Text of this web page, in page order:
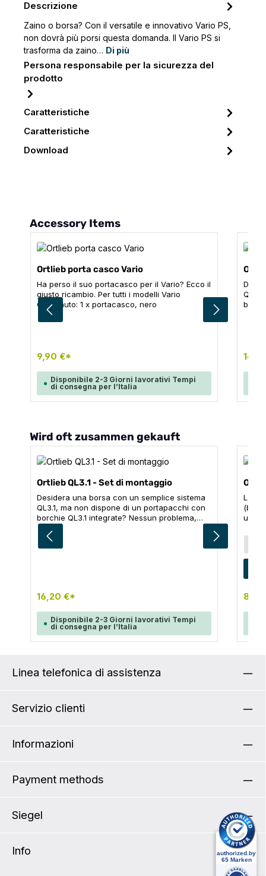
Descrizione
Zaino o borsa? Con il versatile e innovativo Vario PS,
non dovrà più porsi questa domanda. Il Vario PS si
trasforma da zaino… Di più
Persona responsabile per la sicurezza del
prodotto
Caratteristiche
Caratteristiche
Download
Salta la galleria dei prodotti
Accessory Items
Ortlieb porta casco Vario
Ha perso il suo portacasco per il Vario? Ecco il
giusto ricambio. Per tutti i modelli Vario
Contenuto: 1 x portacasco, nero
9,90 €*
Disponibile 2-3 Giorni lavorativi Tempi
di consegna per l’Italia
con
Salta la galleria dei prodotti
Wird oft zusammen gekauft
Ortlieb QL3.1 - Set di montaggio
Desidera una borsa con un semplice sistema
QL3.1, ma non dispone di un portapacchi con
borchie QL3.1 integrate? Nessun problema,
perché con questo set di montaggio può
facilmente fissare la sua borsa QL3.1 a un
portapacchi standard con un diametro
massimo del tubo di 10 mm
16,20 €*
Disponibile 2-3 Giorni lavorativi Tempi
di consegna per l’Italia
La
una
con
Linea telefonica di assistenza
Servizio clienti
Informazioni
Payment methods
Siegel
Info